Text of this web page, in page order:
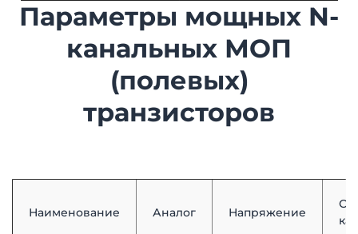
Параметры мощных N-
канальных МОП
(полевых)
транзисторов
Наименование Аналог Напряжение